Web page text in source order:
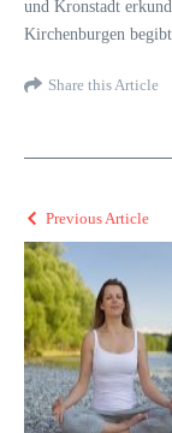
und Kronstadt
Kirchenburgen
Share this Article
Previous Article